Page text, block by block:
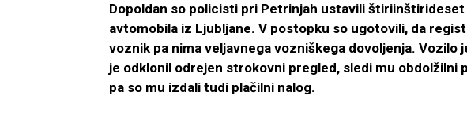
Dopoldan so policisti pri Petrinjah ustavili
avtomobila iz Ljubljane. V postopku so ugotovili, da
voznik pa nima veljavnega vozniškega dovoljenja.
je odklonil odrejen strokovni pregled, sledi mu obdolžilni
pa so mu izdali tudi plačilni nalog.